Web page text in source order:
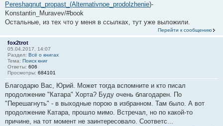
Pereshagnut_propast_(Alternativnoe_prodolzhenie)-
Konstantin_Muravev/#book
Остальные, из тех что у меня в ссылках, тут уже выложили.
Перейти к сообщению
fox2trot
05.04.2017, 14:07
Раздел: Всё о книгах
Тема: Поиск книг
Ответы: 606
Просмотры: 684101
Благодарю Вас, Юрий. Может тогда вспомните и кто писал
продолжение "Катара" Хорта? Буду очень благодарен. По
"Перешагнуть" - в выходные порою в избранном. Там было. А вот
продолжение Катара, прошло мимо. Встречал, но по какой-то
причине, на тот момент не заинтересовало. Соответс...